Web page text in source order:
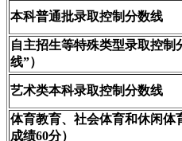
本科普通批录取控制分数线
自主招生等特殊类型录取控制
线”）
艺术类本科录取控制分数线
体育教育、社会体育和休闲体
成绩60分）